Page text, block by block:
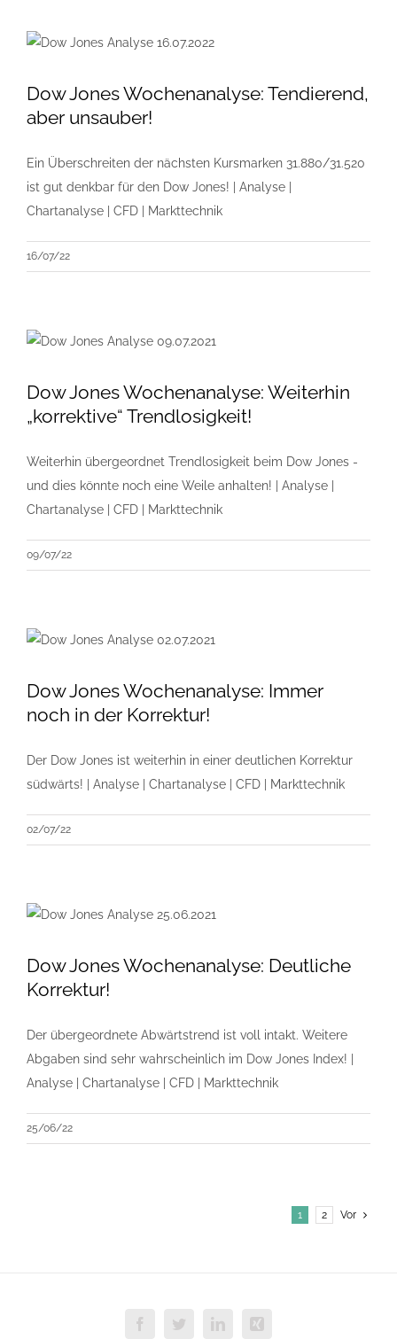
Dow Jones Wochenanalyse: Tendierend,
aber unsauber!
Ein Überschreiten der nächsten Kursmarken 31.880/31.520
ist gut denkbar für den Dow Jones! | Analyse |
Chartanalyse | CFD | Markttechnik
16/07/22
Dow Jones Wochenanalyse: Weiterhin
„korrektive“ Trendlosigkeit!
Weiterhin übergeordnet Trendlosigkeit beim Dow Jones -
und dies könnte noch eine Weile anhalten! | Analyse |
Chartanalyse | CFD | Markttechnik
09/07/22
Dow Jones Wochenanalyse: Immer
noch in der Korrektur!
Der Dow Jones ist weiterhin in einer deutlichen Korrektur
südwärts! | Analyse | Chartanalyse | CFD | Markttechnik
02/07/22
Dow Jones Wochenanalyse: Deutliche
Korrektur!
Der übergeordnete Abwärtstrend ist voll intakt. Weitere
Abgaben sind sehr wahrscheinlich im Dow Jones Index! |
Analyse | Chartanalyse | CFD | Markttechnik
25/06/22
1 2 Vor
FacebookTwitterLinkedInXing